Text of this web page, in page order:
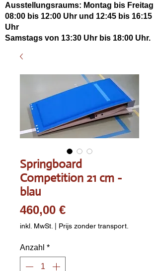
Ausstellungsraums: Montag bis Freitag
08:00 bis 12:00 Uhr und 12:45 bis 16:15
Uhr
Samstags von 13:30 Uhr bis 18:00 Uhr.
Springboard
Competition 21 cm -
blau
460,00 €Preis
inkl. MwSt. | Prijs zonder transport.
Anzahl *